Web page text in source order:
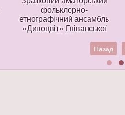
фольклорно-
етнографічний ансамбль
«Дивоцвіт» Гніванської
Назад